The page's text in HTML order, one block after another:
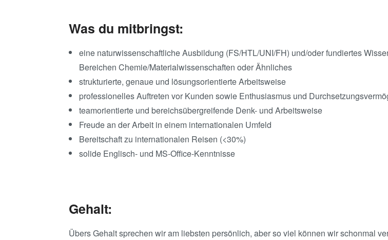
Was du mitbringst:
eine naturwissenschaftliche Ausbildung (FS/HTL/UNI/FH) und/oder fundiertes
Bereichen Chemie/Materialwissenschaften oder Ähnliches
strukturierte, genaue und lösungsorientierte Arbeitsweise
professionelles Auftreten vor Kunden sowie Enthusiasmus und
teamorientierte und bereichsübergreifende Denk- und Arbeitsweise
Freude an der Arbeit in einem internationalen Umfeld
Bereitschaft zu internationalen Reisen (<30%)
solide Englisch- und MS-Office-Kenntnisse
Gehalt:
Übers Gehalt sprechen wir am liebsten persönlich, aber so viel können wir schonmal